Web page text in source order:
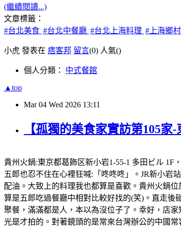
(繼續閱讀...)
文章標籤：
#台北美食 #台北中餐廳 #台北上海料理 #上海鄉村
小虎 發表在 痞客邦 留言(0) 人氣()
個人分類： 中式餐館
▲top
Mar 04 Wed 2026 13:11
【孤獨的美食家實訪第105
貴州火鍋:東京都葛飾区新小岩1-55-1 多田ビル 1F
五郎也忍不住在心裡狂喊:「咚咚咚」。JR新小岩
配油。大致上的料理我也都算是喜歡。貴州火鍋
算是五郎吃過餐廳中相對比較好找的(笑)。直走
聚餐，滿滿都是人，本以為沒位子了。幸好，店
光是才拍的。對著鏡頭的是常來台灣辦公的中國